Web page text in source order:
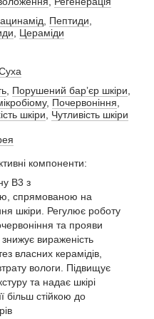
Пептиди
Цераміди
Порушений барʼєр шкіри
, Почервоніння
шкіри
Чутливість шкіри
компоненти:
B3 з
спрямованою на
шкіри. Регулює роботу
та прояви
вираженість
власних керамідів,
вологи. Підвищує
та надає шкірі
більш стійкою до